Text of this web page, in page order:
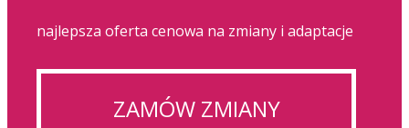
najlepsza oferta cenowa na zmiany i adaptacje
ZAMÓW ZMIANY